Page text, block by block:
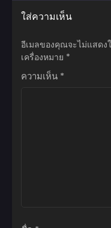
ตอนที่ 84
ตอนที่ 83
ใส่ความเห็น
อีเมลของคุณจะไม่แสดง
เครื่องหมาย *
ความเห็น *